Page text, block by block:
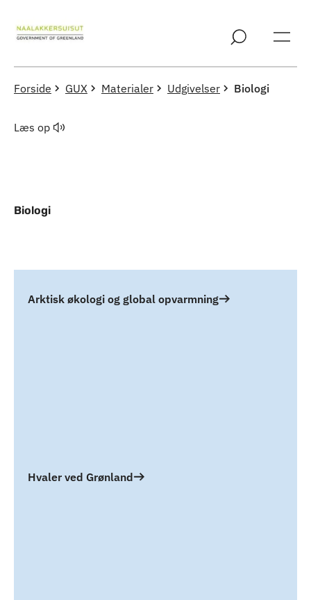
Forside GUX Materialer Udgivelser Biologi
Læs op
Biologi
Arktisk økologi og global opvarmning
Hvaler ved Grønland